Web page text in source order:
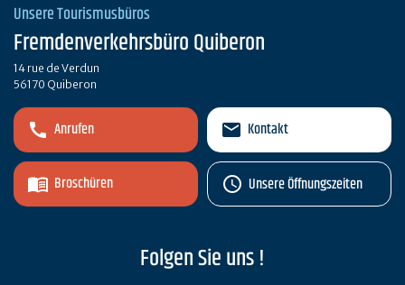
Unsere Tourismusbüros
Fremdenverkehrsbüro Quiberon
14 rue de Verdun
56170 Quiberon
Anrufen
Broschüren
Kontakt
Unsere Öffnungszeiten
Folgen Sie uns !